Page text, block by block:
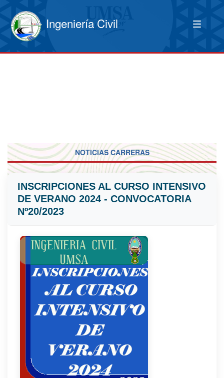
Ingeniería Civil
NOTICIAS CARRERAS
INSCRIPCIONES AL CURSO INTENSIVO
DE VERANO 2024 - CONVOCATORIA
Nº20/2023